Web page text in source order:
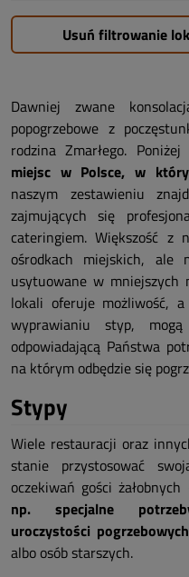
Usuń filtrowanie
Dawniej zwane
popogrzebowe z
rodzina Zmarłego.
miejsc w Polsce, w
naszym zestawieniu
zajmujących się
cateringiem. Większość
ośrodkach miejskich, ale
usytuowane w mniejszych
lokali oferuje możliwość,
wyprawianiu styp,
odpowiadającą Państwa
na którym odbędzie się
Stypy
Wiele restauracji oraz
stanie przystosować
oczekiwań gości
np. specjalne
uroczystości pogrzebowych
albo osób starszych.